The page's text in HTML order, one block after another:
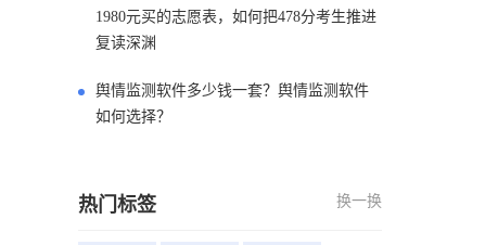
1980元买的志愿表，如何把478分考生推进
复读深渊
舆情监测软件多少钱一套？舆情监测软件
如何选择？
热门标签 换一换